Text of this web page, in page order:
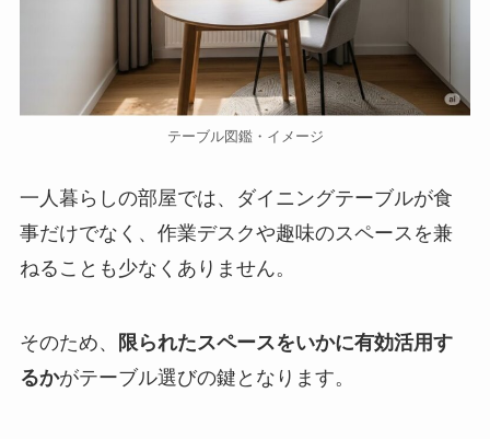
テーブル図鑑・イメージ
一人暮らしの部屋では、ダイニングテーブルが食
事だけでなく、作業デスクや趣味のスペースを兼
ねることも少なくありません。
そのため、
限られたスペースをいかに有効活用す
るかがテーブル選びの鍵となります。